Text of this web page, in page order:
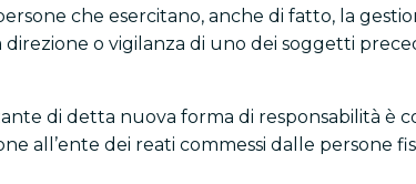
che esercitano, anche di fatto, la
o vigilanza di uno dei soggetti
di detta nuova forma di responsabilità è
all’ente dei reati commessi dalle persone